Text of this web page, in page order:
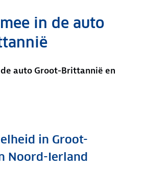
in de auto
auto Groot-Brittannië en
in Groot-
Noord-Ierland